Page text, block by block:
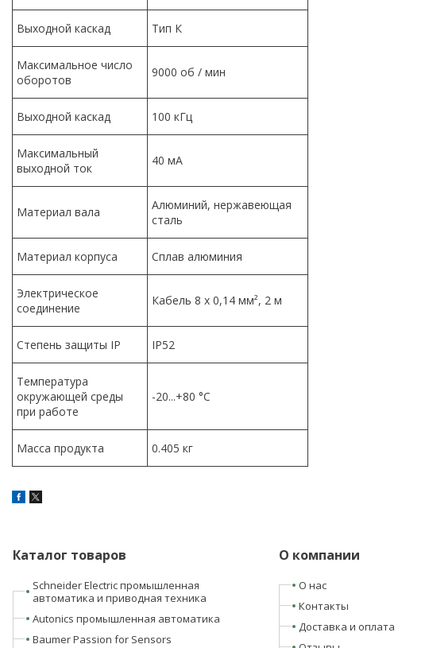
Выходной каскад Тип К
Максимальное число
оборотов
9000 об / мин
Выходной каскад 100 кГц
Максимальный
выходной ток
40 мА
Материал вала
Алюминий, нержавеющая
сталь
Материал корпуса Сплав алюминия
Электрическое
соединение
Кабель 8 x 0,14 мм², 2 м
Степень защиты IP IP52
Температура
окружающей среды
при работе
-20...+80 °C
Масса продукта 0.405 кг
Каталог товаров
Schneider Electric промышленная
автоматика и приводная техника
Autonics промышленная автоматика
Baumer Passion for Sensors
О компании
О нас
Контакты
Доставка и оплата